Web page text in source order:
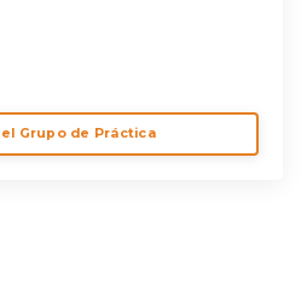
Grupo de Práctica